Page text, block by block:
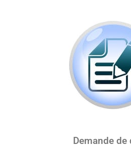
Demande de